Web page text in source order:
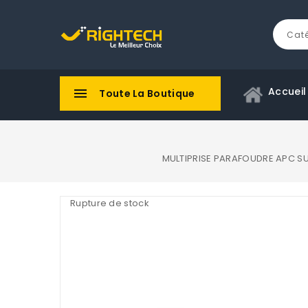
 Toute La Boutique Accueil
MULTIPRISE PARAFOUDRE APC
Rupture de stock